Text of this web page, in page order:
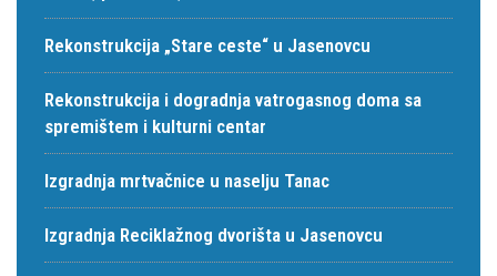
Rekonstrukcija „Stare ceste“ u Jasenovcu
Rekonstrukcija i dogradnja vatrogasnog doma sa
spremištem i kulturni centar
Izgradnja mrtvačnice u naselju Tanac
Izgradnja Reciklažnog dvorišta u Jasenovcu